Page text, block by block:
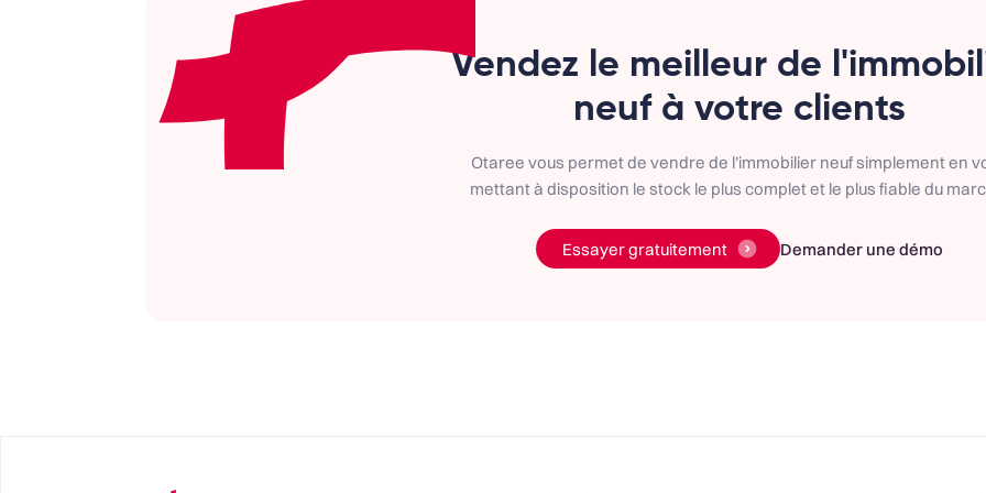
Vendez le meilleur de
neuf à votre clients
Otaree vous permet de vendre de l’immobilier neuf simplement en
mettant à disposition le stock le plus complet et le plus fiable du
Essayer gratuitement Demander une démo